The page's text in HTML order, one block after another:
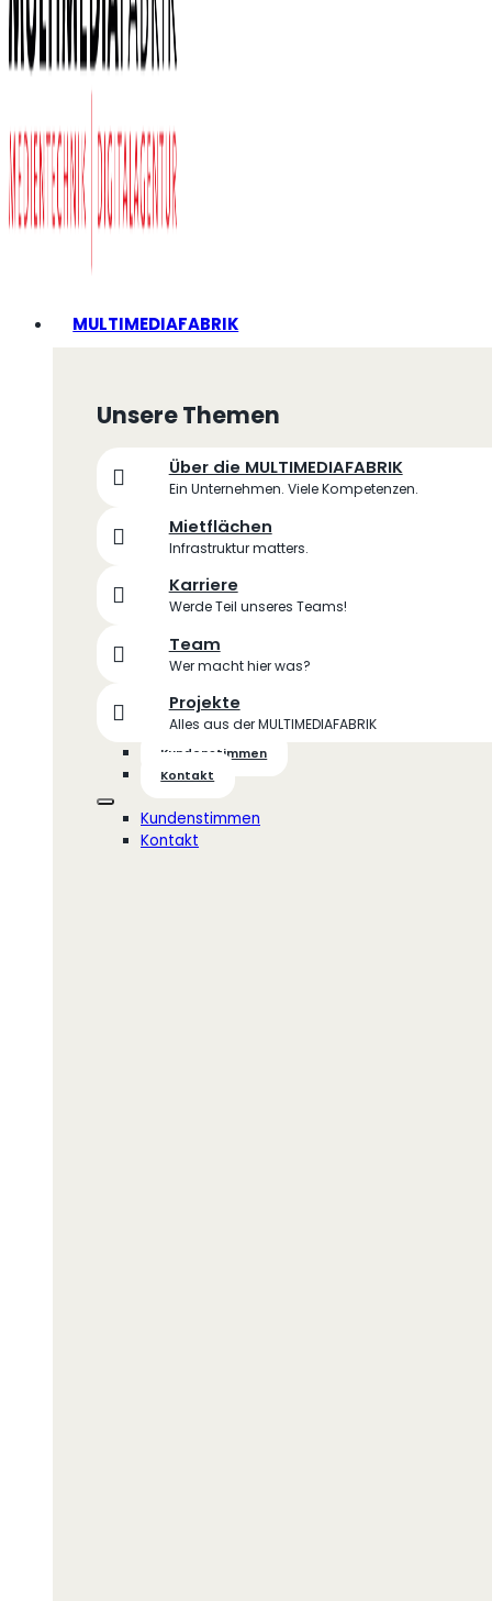
MULTIMEDIAFABRIK
Unsere Themen
Über die MULTIMEDIAFABRIK
Ein Unternehmen. Viele Kompetenzen.
Mietflächen
Infrastruktur matters.
Karriere
Werde Teil unseres Teams!
Team
Wer macht hier was?
Projekte
Alles aus der MULTIMEDIAFABRIK
Kundenstimmen
Kontakt
Kundenstimmen
Kontakt